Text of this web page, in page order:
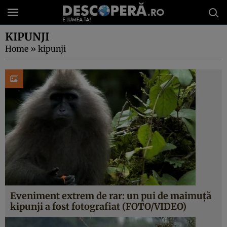
KIPUNJI
Home » kipunji
Eveniment extrem de rar: un pui de maimuţă
kipunji a fost fotografiat (FOTO/VIDEO)